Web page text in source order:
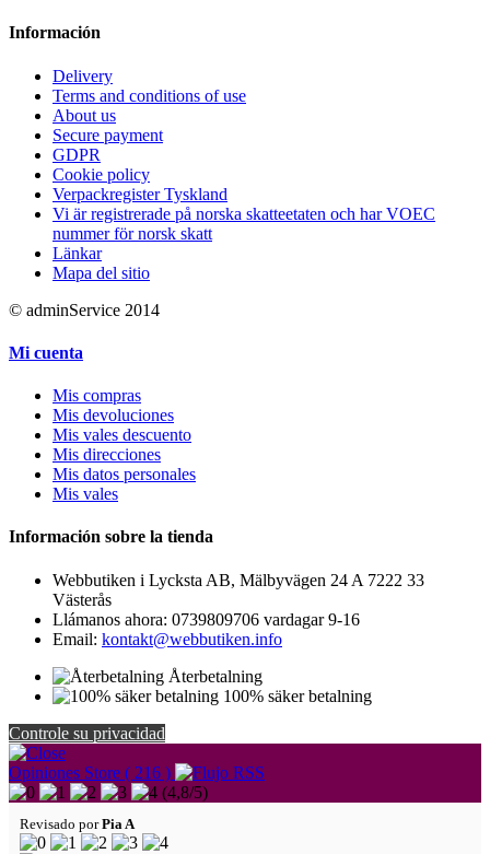
Información
Delivery
Terms and conditions of use
About us
Secure payment
GDPR
Cookie policy
Verpackregister Tyskland
Vi är registrerade på norska skatteetaten och har VOEC
nummer för norsk skatt
Länkar
Mapa del sitio
© adminService 2014
Mi cuenta
Mis compras
Mis devoluciones
Mis vales descuento
Mis direcciones
Mis datos personales
Mis vales
Información sobre la tienda
Webbutiken i Lycksta AB, Mälbyvägen 24 A 7222 33
Västerås
Llámanos ahora: 0739809706 vardagar 9-16
Email: kontakt@webbutiken.info
Återbetalning
100% säker betalning
Controle su privacidad
Opiniones Store ( 216 )
(4,8/5)
Revisado porPia A